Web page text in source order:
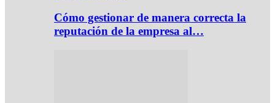
Cómo gestionar de manera correcta la
reputación de la empresa al…